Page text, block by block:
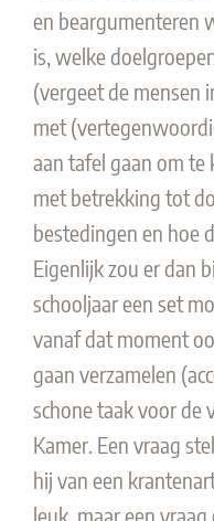
en beargumenteren
is, welke
(vergeet de mensen
met
aan tafel gaan om
met betrekking tot
bestedingen en hoe
Eigenlijk zou er dan
schooljaar een set
vanaf dat moment
gaan verzamelen
schone taak voor de
Kamer. Een vraag
hij van een
leuk, maar een